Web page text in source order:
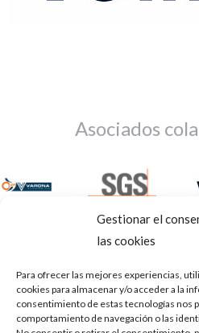
Gestionar el
las cookies
Para ofrecer las mejores experiencias,
cookies para almacenar y/o acceder a la
consentimiento de estas tecnologías nos
comportamiento de navegación o las
Asociados